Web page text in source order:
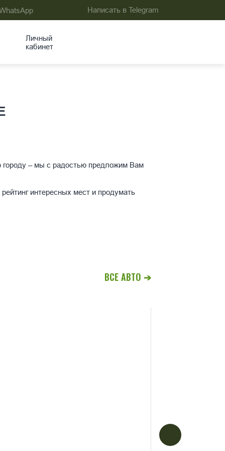
Написать в Telegram
Личный
кабинет
городу – мы с радостью предложим Вам
интересных мест и продумать
ВСЕ АВТО ➔
Ford